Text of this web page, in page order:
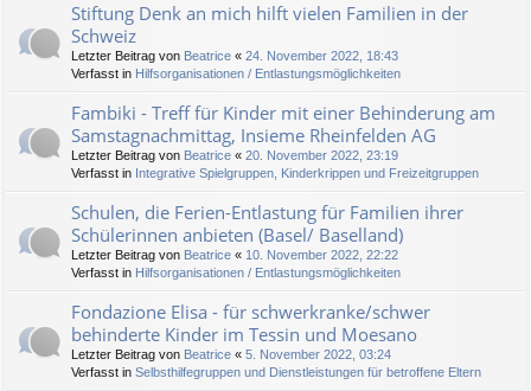
Stiftung Denk an mich hilft vielen Familien in der
Schweiz
Letzter Beitrag von Beatrice « 24. November 2022, 18:43
Verfasst in Hilfsorganisationen / Entlastungsmöglichkeiten
Fambiki - Treff für Kinder mit einer Behinderung am
Samstagnachmittag, Insieme Rheinfelden AG
Letzter Beitrag von Beatrice « 20. November 2022, 23:19
Verfasst in Integrative Spielgruppen, Kinderkrippen und Freizeitgruppen
Schulen, die Ferien-Entlastung für Familien ihrer
Schülerinnen anbieten (Basel/ Baselland)
Letzter Beitrag von Beatrice « 10. November 2022, 22:22
Verfasst in Hilfsorganisationen / Entlastungsmöglichkeiten
Fondazione Elisa - für schwerkranke/schwer
behinderte Kinder im Tessin und Moesano
Letzter Beitrag von Beatrice « 5. November 2022, 03:24
Verfasst in Selbsthilfegruppen und Dienstleistungen für betroffene Eltern